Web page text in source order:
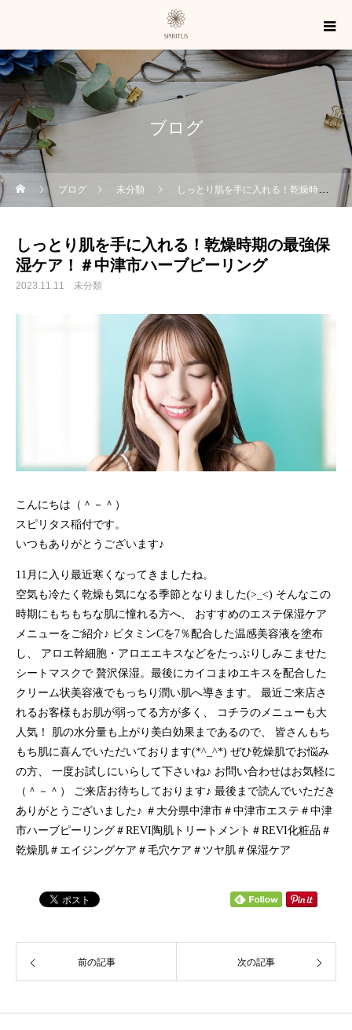
ブログ
ブログ 未分類 しっとり肌を手に入れる！乾燥時期の最強保湿ケア！＃中津市ハーブピーリング
しっとり肌を手に入れる！乾燥時期の最強保
湿ケア！＃中津市ハーブピーリング
2023.11.11 未分類
こんにちは（＾－＾）
スピリタス稲付です。
いつもありがとうございます♪
11月に入り最近寒くなってきましたね。
空気も冷たく乾燥も気になる季節となりました(>_<) そんなこの
時期にもちもちな肌に憧れる方へ、 おすすめのエステ保湿ケア
メニューをご紹介♪ ビタミンCを7％配合した温感美容液を塗布
し、 アロエ幹細胞・アロエエキスなどをたっぷりしみこませた
シートマスクで 贅沢保湿。最後にカイコまゆエキスを配合した
クリーム状美容液でもっちり潤い肌へ導きます。 最近ご来店さ
れるお客様もお肌が弱ってる方が多く、 コチラのメニューも大
人気！ 肌の水分量も上がり美白効果まであるので、 皆さんもち
もち肌に喜んでいただいております(*^_^*) ぜひ乾燥肌でお悩み
の方、 一度お試しにいらして下さいね♪ お問い合わせはお気軽に
（＾－＾） ご来店お待ちしております♪ 最後まで読んでいただき
ありがとうございました♪ ＃大分県中津市＃中津市エステ＃中津
市ハーブピーリング＃REVI陶肌トリートメント＃REVI化粧品＃
乾燥肌＃エイジングケア＃毛穴ケア＃ツヤ肌＃保湿ケア
前の記事 次の記事